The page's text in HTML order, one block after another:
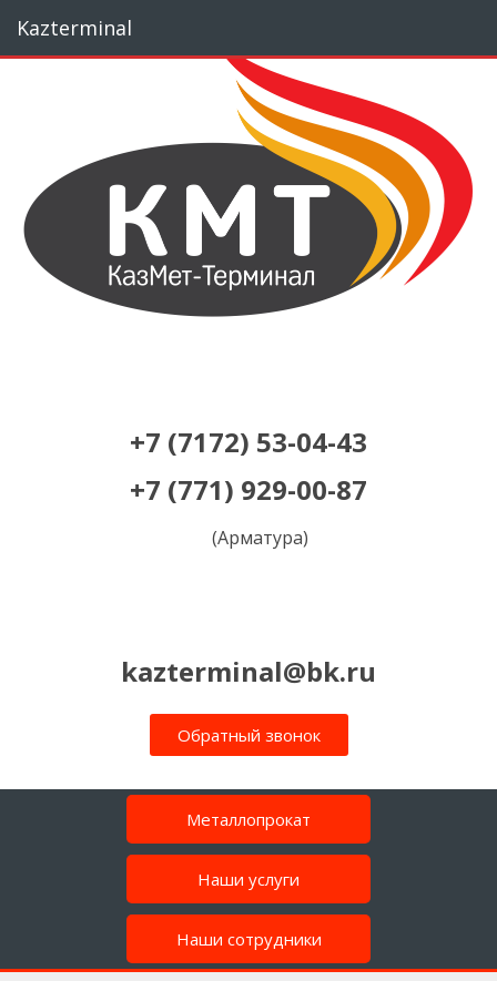
основному
Kazterminal
+7 (7172) 53-04-43
+7 (771) 929-00-87
(Арматура)
kazterminal@bk.ru
Обратный звонок
Металлопрокат
Наши услуги
Наши сотрудники